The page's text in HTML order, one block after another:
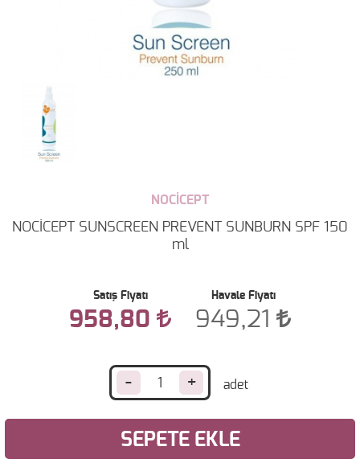
NOCİCEPT
NOCİCEPT SUNSCREEN PREVENT SUNBURN SPF 150
ml
Satış Fiyatı
958,80
Havale Fiyatı
949,21
- +
SEPETE EKLE